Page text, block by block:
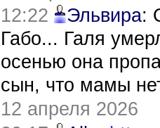
12:22
Эльвира:
Габо... Галя
осенью она
сын, что мамы
12 апреля 2026